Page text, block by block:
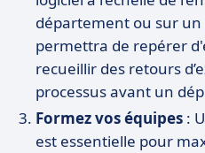
département ou sur
permettra de repérer
recueillir des retours
processus avant un
Formez vos équipes :
est essentielle pour